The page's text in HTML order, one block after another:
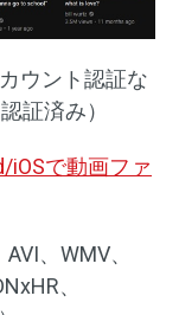
ウント認証な
証済み）
で動画ファ
、WMV、
、